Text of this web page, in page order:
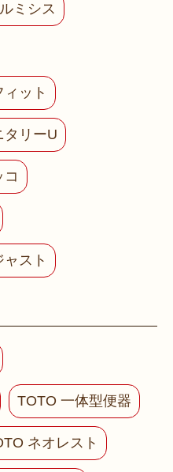
ミシス
ット
タリーU
コ
スト
TOTO 一体型便器
ネオレスト